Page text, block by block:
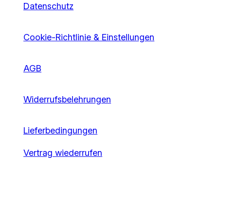
Datenschutz
Cookie-Richtlinie & Einstellungen
AGB
Widerrufsbelehrungen
Lieferbedingungen
Vertrag wiederrufen